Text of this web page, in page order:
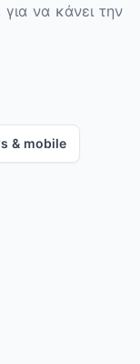
να κάνει την
& mobile